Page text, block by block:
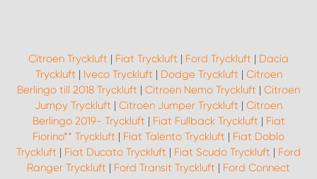
Citroen Tryckluft | Fiat Tryckluft | Ford Tryckluft | Dacia
Tryckluft | Iveco Tryckluft | Dodge Tryckluft | Citroen
Berlingo till 2018 Tryckluft | Citroen Nemo Tryckluft | Citroen
Jumpy Tryckluft | Citroen Jumper Tryckluft | Citroen
Berlingo 2019- Tryckluft | Fiat Fullback Tryckluft | Fiat
Fiorino** Tryckluft | Fiat Talento Tryckluft | Fiat Doblo
Tryckluft | Fiat Ducato Tryckluft | Fiat Scudo Tryckluft | Ford
Ranger Tryckluft | Ford Transit Tryckluft | Ford Connect